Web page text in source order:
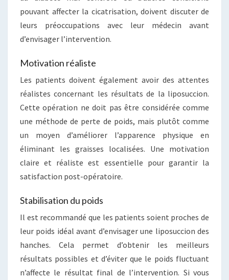
pouvant affecter la cicatrisation, doivent discuter de
leurs préoccupations avec leur médecin avant
d’envisager l’intervention.
Motivation réaliste
Les patients doivent également avoir des attentes
réalistes concernant les résultats de la liposuccion.
Cette opération ne doit pas être considérée comme
une méthode de perte de poids, mais plutôt comme
un moyen d’améliorer l’apparence physique en
éliminant les graisses localisées. Une motivation
claire et réaliste est essentielle pour garantir la
satisfaction post-opératoire.
Stabilisation du poids
Il est recommandé que les patients soient proches de
leur poids idéal avant d’envisager une liposuccion des
hanches. Cela permet d’obtenir les meilleurs
résultats possibles et d’éviter que le poids fluctuant
n’affecte le résultat final de l’intervention. Si vous